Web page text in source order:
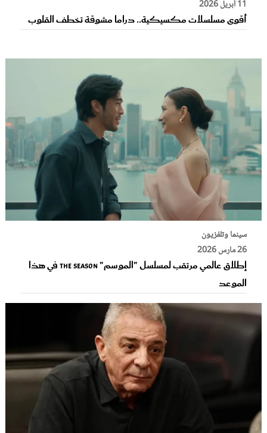
11 أبريل 2026
أقوى مسلسلات مكسيكية.. دراما مشوقة تخطف القلوب
سينما وتلفزيون
26 مارس 2026
إطلاق عالمي مرتقب لمسلسل "الموسم" THE SEASON في هذا
الموعد